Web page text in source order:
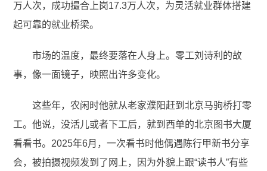
万人次，成功撮合上岗17.3万人次，为灵活就业群体搭建
起可靠的就业桥梁。
市场的温度，最终要落在人身上。零工刘诗利的故
事，像一面镜子，映照出许多变化。
这些年，农闲时他就从老家濮阳赶到北京马驹桥打零
工。他说，没活儿或者下工后，就到西单的北京图书大厦
看看书。2025年6月，一次看书时他偶遇陈行甲新书分享
会，被拍摄视频发到了网上，因为外貌上跟“读书人”有些